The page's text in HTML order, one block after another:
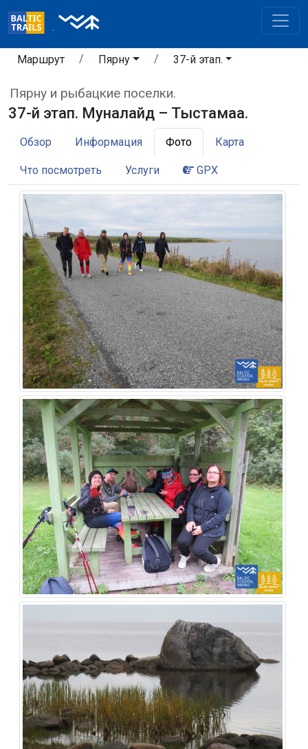
Маршрут Пярну 37-й этап.
Пярну и рыбацкие поселки.
37-й этап. Муналайд – Тыстамаа.
Обзор Информация Фото Карта
Что посмотреть Услуги GPX